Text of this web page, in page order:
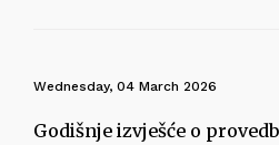
Wednesday, 04 March 2026
Godišnje izvješće o